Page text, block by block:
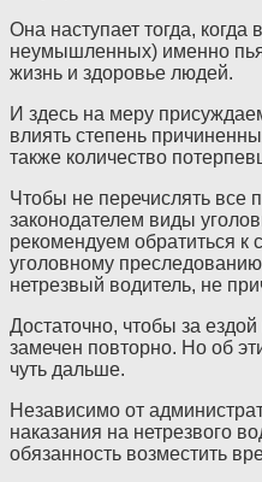
Она наступает тогда,
неумышленных) именно
жизнь и здоровье людей.
И здесь на меру
влиять степень
также количество
Чтобы не перечислять все
законодателем виды
рекомендуем обратиться к
уголовному
нетрезвый водитель, не
Достаточно, чтобы за
замечен повторно. Но об
чуть дальше.
Независимо от
наказания на нетрезвого
обязанность возместить